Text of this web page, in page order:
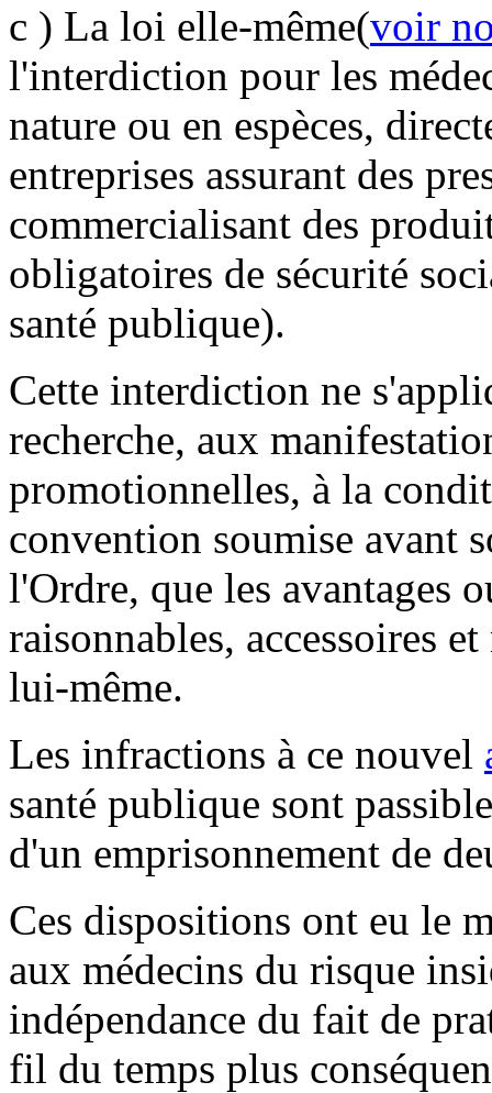
c ) La loi elle-même(voir
l'interdiction pour les
nature ou en espèces,
entreprises assurant des
commercialisant des
obligatoires de sécurité
santé publique).
Cette interdiction ne
recherche, aux
promotionnelles, à la
convention soumise avant
l'Ordre, que les avantages
raisonnables, accessoires
lui-même.
Les infractions à ce nouvel
santé publique sont
d'un emprisonnement de
Ces dispositions ont eu le
aux médecins du risque
indépendance du fait de
fil du temps plus